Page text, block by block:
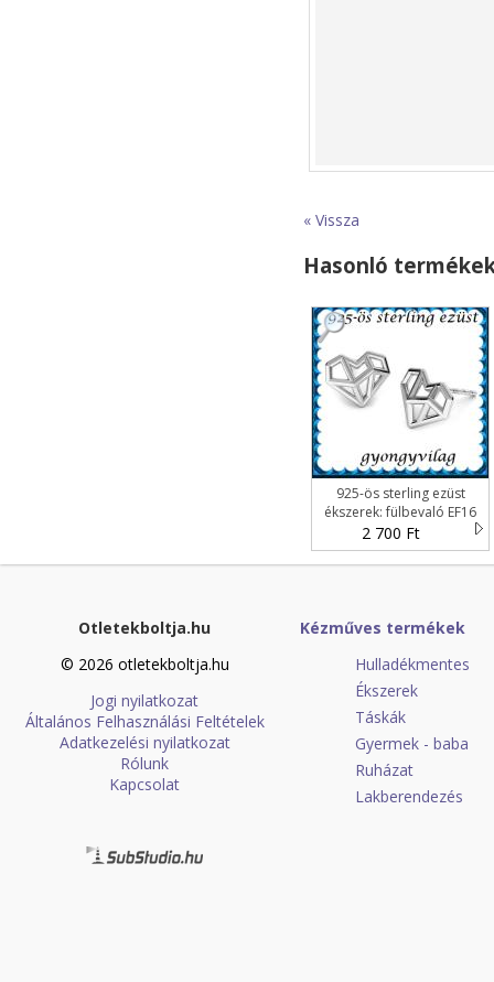
« Vissza
Hasonló
925-ös sterling ezüst
ékszerek: fülbevaló EF16
2 700 Ft
Otletekboltja.hu
© 2026 otletekboltja.hu
Jogi nyilatkozat
Általános Felhasználási Feltételek
Adatkezelési nyilatkozat
Rólunk
Kapcsolat
Kézműves termékek
Hulladékmentes
Ékszerek
Táskák
Gyermek - baba
Ruházat
Lakberendezés